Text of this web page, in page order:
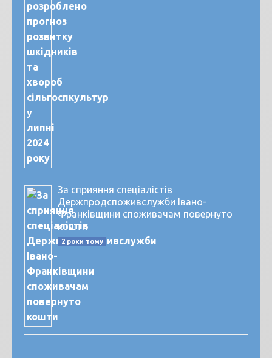
За сприяння спеціалістів
Держпродспоживслужби Івано-
Франківщини споживачам повернуто
кошти
2 роки тому